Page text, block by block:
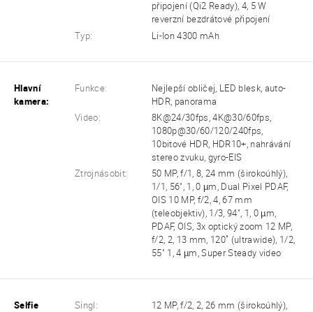
připojení (Qi2 Ready), 4, 5 W
reverzní bezdrátové připojení
Typ:
Li-Ion 4300 mAh
Hlavní
kamera:
Funkce:
Nejlepší obličej, LED blesk, auto-
HDR, panorama
Video:
8K@24/30fps, 4K@30/60fps,
1080p@30/60/120/240fps,
10bitové HDR, HDR10+, nahrávání
stereo zvuku, gyro-EIS
Ztrojnásobit:
50 MP, f/1, 8, 24 mm (širokoúhlý),
1/1, 56", 1, 0 µm, Dual Pixel PDAF,
OIS 10 MP, f/2, 4, 67 mm
(teleobjektiv), 1/3, 94", 1, 0 µm,
PDAF, OIS, 3x optický zoom 12 MP,
f/2, 2, 13 mm, 120˚ (ultrawide), 1/2,
55" 1, 4 µm, Super Steady video
Selfie
Singl:
12 MP, f/2, 2, 26 mm (širokoúhlý),